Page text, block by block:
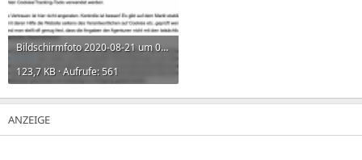
Bildschirmfoto 2020-08-21 um 08.25.01.png
123,7 KB · Aufrufe: 561